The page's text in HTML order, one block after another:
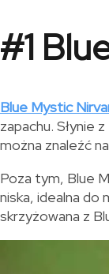
#1
Blue Mystic
zapachu. Słynie
można znaleźć
Poza tym, Blue
niska, idealna do
skrzyżowana z